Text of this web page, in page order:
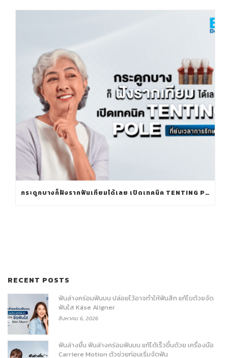
กระดูกบางก็ฝังรากฟันเทียมได้เลย เปิดเทคนิค TENTING POLE ที่ย่นเวลาการรักษา
RECENT POSTS
ฟันล่างคร่อมฟันบน ปล่อยไว้อาจทำให้ฟันสึก แก้ไขด้วยจัด
ฟันใส Käse Aligner
สิงหาคม 6, 2026
ฟันล่างยื่น ฟันล่างคร่อมฟันบน แก้ได้เร็วขึ้นด้วย เครื่องมือ
Carriere Motion ตัวช่วยก่อนเริ่มจัดฟัน